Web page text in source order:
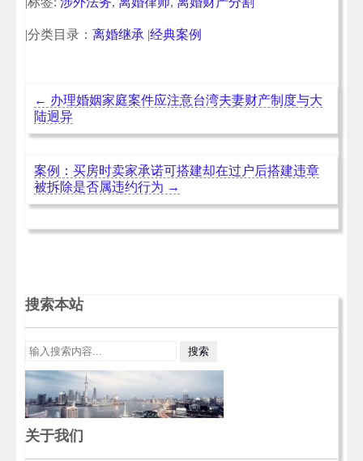
|分类目录： 离婚继承 |经典案例
← 办理婚姻家庭案件应注意台湾夫妻财产制度与大
陆迥异
案例：买房时卖家承诺可搭建却在过户后搭建违章
被拆除是否属违约行为 →
搜索本站
关于我们